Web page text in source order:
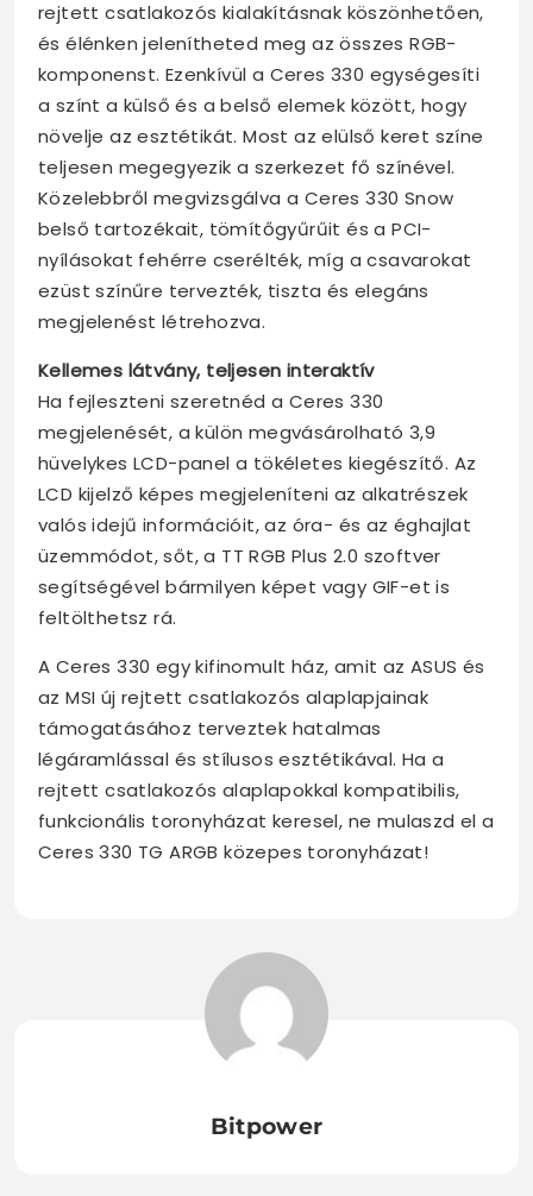
rejtett csatlakozós kialakításnak köszönhetően,
és élénken jelenítheted meg az összes RGB-
komponenst. Ezenkívül a Ceres 330 egységesíti
a színt a külső és a belső elemek között, hogy
növelje az esztétikát. Most az elülső keret színe
teljesen megegyezik a szerkezet fő színével.
Közelebbről megvizsgálva a Ceres 330 Snow
belső tartozékait, tömítőgyűrűit és a PCI-
nyílásokat fehérre cserélték, míg a csavarokat
ezüst színűre tervezték, tiszta és elegáns
megjelenést létrehozva.
Kellemes látvány, teljesen interaktív
Ha fejleszteni szeretnéd a Ceres 330
megjelenését, a külön megvásárolható 3,9
hüvelykes LCD-panel a tökéletes kiegészítő. Az
LCD kijelző képes megjeleníteni az alkatrészek
valós idejű információit, az óra- és az éghajlat
üzemmódot, sőt, a TT RGB Plus 2.0 szoftver
segítségével bármilyen képet vagy GIF-et is
feltölthetsz rá.
A Ceres 330 egy kifinomult ház, amit az ASUS és
az MSI új rejtett csatlakozós alaplapjainak
támogatásához terveztek hatalmas
légáramlással és stílusos esztétikával. Ha a
rejtett csatlakozós alaplapokkal kompatibilis,
funkcionális toronyházat keresel, ne mulaszd el a
Ceres 330 TG ARGB közepes toronyházat!
Bitpower